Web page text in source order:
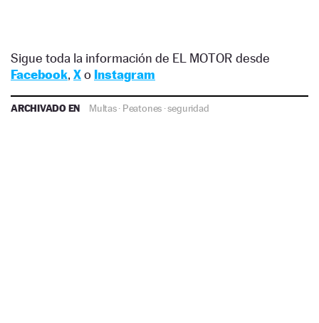
Sigue toda la información de EL MOTOR desde
Facebook, Xo Instagram
ARCHIVADO EN Multas· Peatones ·seguridad